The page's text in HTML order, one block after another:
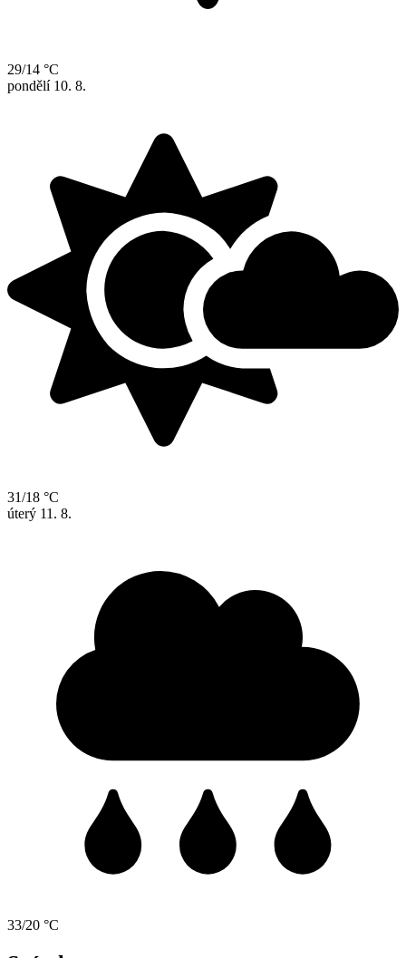
29/14 °C
pondělí 10. 8.
31/18 °C
úterý 11. 8.
33/20 °C